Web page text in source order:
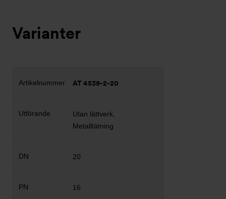
Varianter
AT 4539-2-20
Utan lättverk,
Metalltätning
20
16